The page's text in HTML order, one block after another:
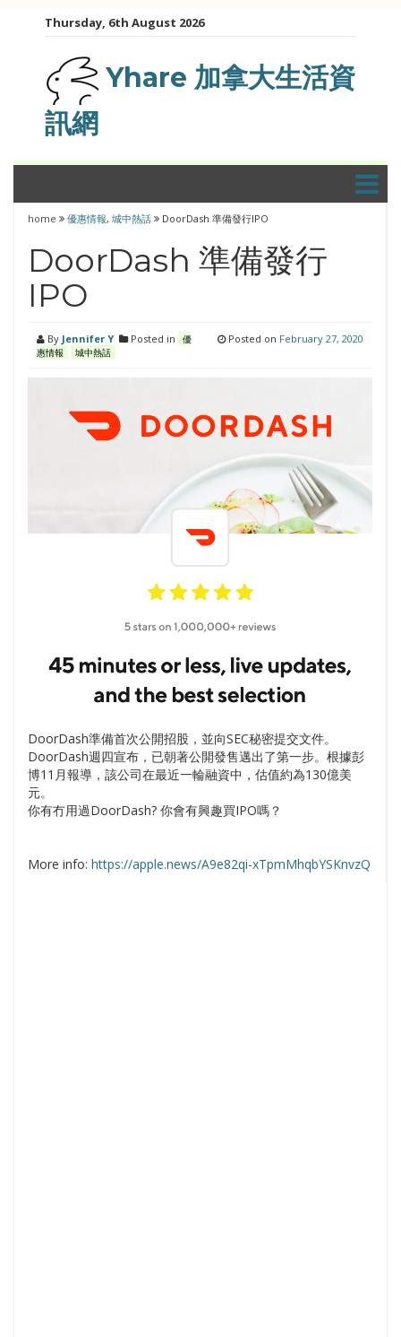
Thursday, 6th August 2026
Yhare 加拿大生活資
訊網
home 優惠情報, 城中熱話 DoorDash 準備發行IPO
DoorDash 準備發行
IPO
By Jennifer Y Posted in
優
惠情報
城中熱話
Posted on February 27, 2020
DoorDash準備首次公開招股，並向SEC秘密提交文件。
DoorDash週四宣布，已朝著公開發售邁出了第一步。根據彭
博11月報導，該公司在最近一輪融資中，估值約為130億美
元。
你有冇用過DoorDash? 你會有興趣買IPO嗎？
More info: https://apple.news/A9e82qi-xTpmMhqbYSKnvzQ